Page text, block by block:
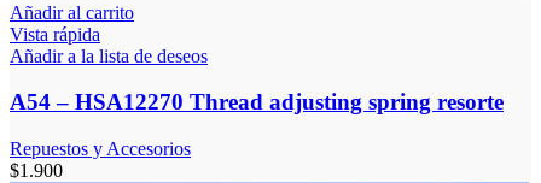
Añadir al carrito
Vista rápida
Añadir a la lista de deseos
A54 – HSA12270 Thread adjusting spring resorte
Repuestos y Accesorios
$1.900